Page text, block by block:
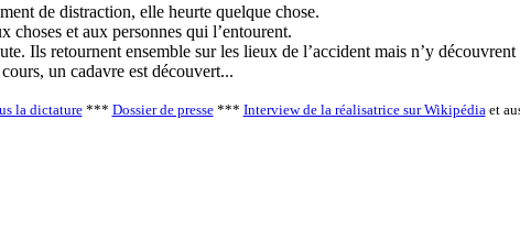
de distraction, elle heurte quelque chose.
choses et aux personnes qui l’entourent.
Ils retournent ensemble sur les lieux de l’accident mais n’y
un cadavre est découvert...
la dictature*** Dossier de presse*** Interview de la réalisatrice sur Wikipédia et